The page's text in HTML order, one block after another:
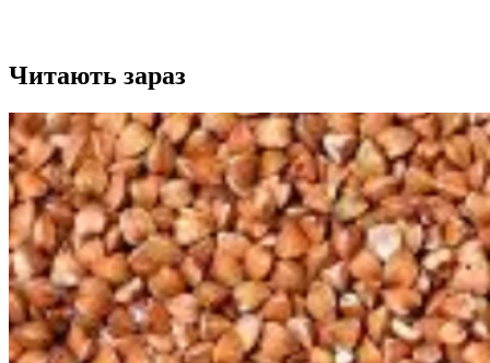
Читають зараз